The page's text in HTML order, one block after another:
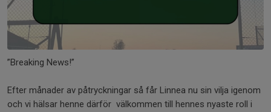
”Breaking News!”
Efter månader av påtryckningar så får Linnea nu sin vilja igenom
och vi hälsar henne därför välkommen till hennes nyaste roll i